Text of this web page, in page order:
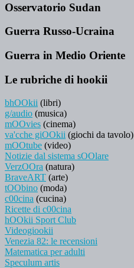
Osservatorio Sudan
Guerra Russo-Ucraina
Guerra in Medio Oriente
Le rubriche di hookii
bhOOkii (libri)
g/audio (musica)
mOOvies (cinema)
va'cche giOOkii (giochi da tavolo)
mOOtube (video)
Notizie dal sistema sOOlare
VerzOOra (natura)
BraveART (arte)
tOObino (moda)
c00cina (cucina)
Ricette di c00cina
hOOkii Sport Club
Videogiookii
Venezia 82: le recensioni
Matematica per adulti
Speculum artis